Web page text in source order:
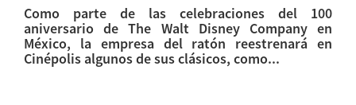
Como parte de las celebraciones del 100
aniversario de The Walt Disney Company en
México, la empresa del ratón reestrenará en
Cinépolis algunos de sus clásicos, como...